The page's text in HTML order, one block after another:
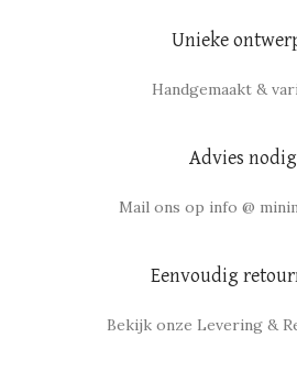
Unieke
Handgemaakt &
Advies
Mail ons op info @
Eenvoudig
Bekijk onze Levering &